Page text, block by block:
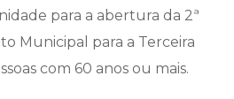
para a abertura da 2ª
Municipal para a Terceira
com 60 anos ou mais.